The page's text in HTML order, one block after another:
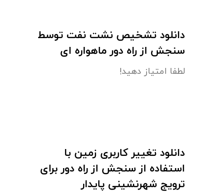
دانلود تشخیص نشت نفت توسط
سنجش از راه دور ماهواره ای
لطفا امتیاز دهید!
دانلود تغییر کاربری زمین با
استفاده از سنجش از راه دور برای
ترویج شهرنشینی پایدار